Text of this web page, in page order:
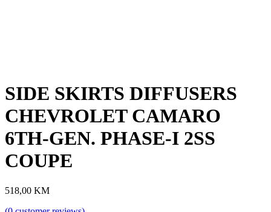
SIDE SKIRTS DIFFUSERS
CHEVROLET CAMARO
6TH-GEN. PHASE-I 2SS
COUPE
518,00 KM